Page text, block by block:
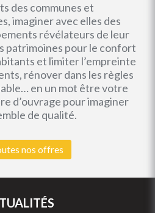
des communes et
imaginer avec elles des
révélateurs de leur
patrimoines pour le confort
et limiter l’empreinte
rénover dans les règles
en un mot être votre
d’ouvrage pour imaginer
de qualité.
nos offres